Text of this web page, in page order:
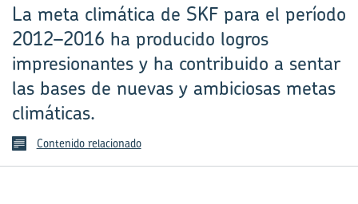
La meta climática de SKF para el período
2012–2016 ha producido logros
impresionantes y ha contribuido a sentar
las bases de nuevas y ambiciosas metas
climáticas.
Contenido relacionado